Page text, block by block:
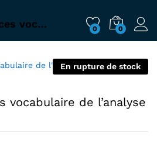
mémo références vocabulaire de l’analyse littéraire 0 0
En rupture de stock
vocabulaire de l’analyse